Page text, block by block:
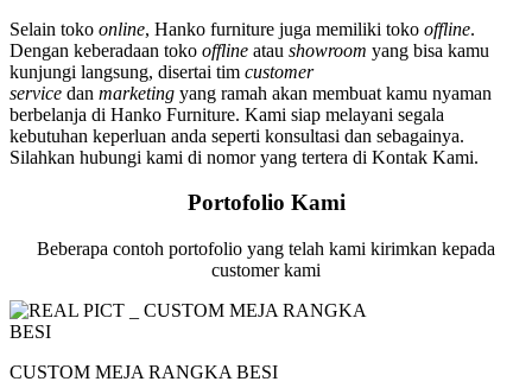
Selain toko online, Hanko furniture juga memiliki toko offline.
Dengan keberadaan toko offline atau showroom yang bisa kamu
kunjungi langsung, disertai tim customer
service dan marketing yang ramah akan membuat kamu nyaman
berbelanja di Hanko Furniture. Kami siap melayani segala
kebutuhan keperluan anda seperti konsultasi dan sebagainya.
Silahkan hubungi kami di nomor yang tertera di Kontak Kami.
Portofolio Kami
Beberapa contoh portofolio yang telah kami kirimkan kepada
customer kami
CUSTOM MEJA RANGKA BESI